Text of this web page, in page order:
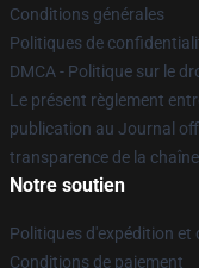
Conditions générales
Politiques de
DMCA - Politique sur le
Le présent règlement
publication au Journal
transparence de la
Notre soutien
Politiques d'expédition et
Conditions de paiement